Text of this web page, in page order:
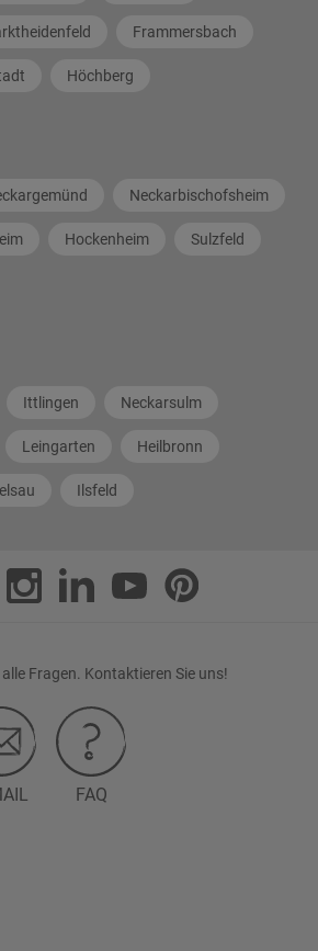
Frammersbach
Höchberg
Neckarbischofsheim
Hockenheim Sulzfeld
Ittlingen Neckarsulm
Leingarten Heilbronn
Ilsfeld
Fragen. Kontaktieren Sie uns!
FAQ